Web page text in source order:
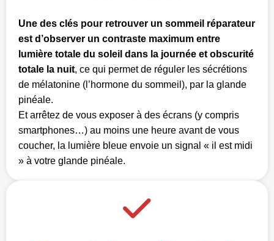
Une des clés pour retrouver un sommeil réparateur
est d’observer un contraste maximum entre
lumière totale du soleil dans la journée et obscurité
totale la nuit, ce qui permet de réguler les sécrétions
de mélatonine (l’hormone du sommeil), par la glande
pinéale.
Et arrêtez de vous exposer à des écrans (y compris
smartphones…) au moins une heure avant de vous
coucher, la lumière bleue envoie un signal « il est midi
» à votre glande pinéale.